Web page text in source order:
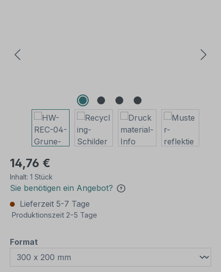
14,76 €
Inhalt: 1 Stück
Sie benötigen ein Angebot?
Lieferzeit 5-7 Tage
Produktionszeit 2-5 Tage
Format